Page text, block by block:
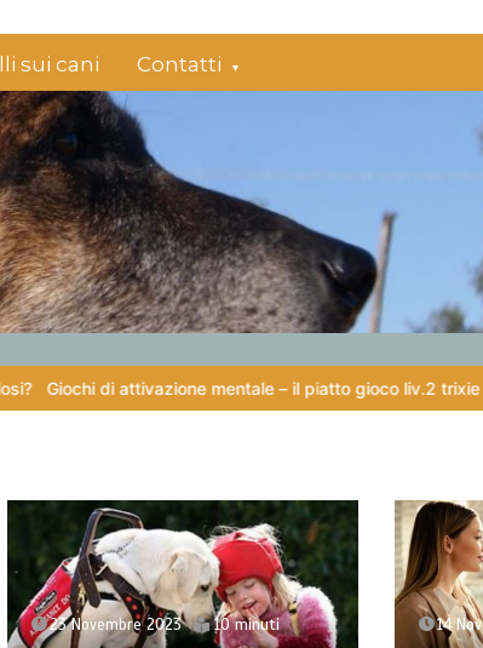
sui cani Contatti
attivazione mentale – il piatto gioco liv.2 trixie Capire il
23 Novembre 2023 10 minuti 14